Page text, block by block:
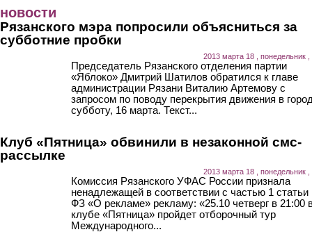
новости
Рязанского мэра попросили объясниться за
субботние пробки
2013 марта 18 , понедельник ,
Председатель Рязанского отделения партии
«Яблоко» Дмитрий Шатилов обратился к главе
администрации Рязани Виталию Артемову с
запросом по поводу перекрытия движения в
субботу, 16 марта. Текст...
Клуб «Пятница» обвинили в незаконной смс-
рассылке
2013 марта 18 , понедельник ,
Комиссия Рязанского УФАС России признала
ненадлежащей в соответствии с частью 1 статьи
ФЗ «О рекламе» рекламу: «25.10 четверг в 21:00
клубе «Пятница» пройдет отборочный тур
Международного...